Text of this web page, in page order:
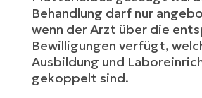
Behandlung darf nur
wenn der Arzt über die
Bewilligungen verfügt,
Ausbildung und
gekoppelt sind.